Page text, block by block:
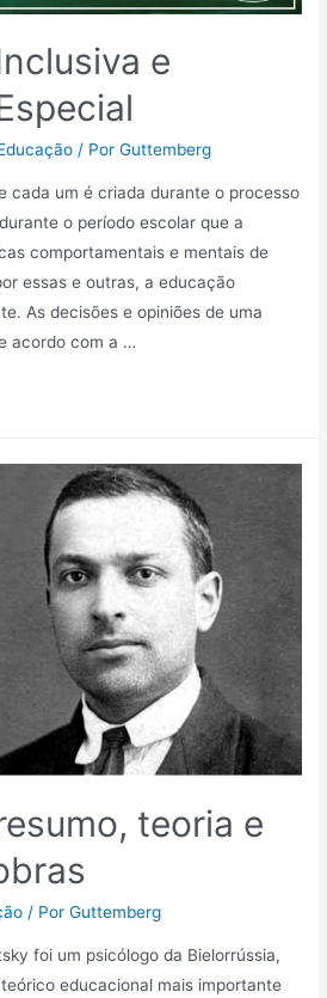
e
/ PorGuttemberg
cada um é criada durante o processo
o período escolar que a
comportamentais e mentais de
essas e outras, a educação
As decisões e opiniões de uma
acordo com a …
teoria e
/ PorGuttemberg
foi um psicólogo da Bielorrússia,
educacional mais importante